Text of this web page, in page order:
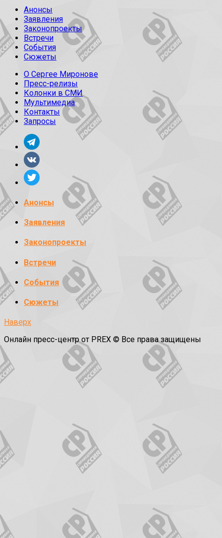
Анонсы
Заявления
Законопроекты
Встречи
События
Сюжеты
О Сергее Миронове
Пресс-релизы
Колонки в СМИ
Мультимедиа
Контакты
Запросы
Анонсы
Заявления
Законопроекты
Встречи
События
Сюжеты
Наверх
Онлайн пресс-центр от PREX © Все права защищены